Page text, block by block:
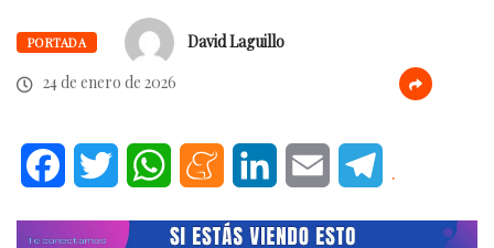
PORTADA
David Laguillo
24 de enero de 2026
FacebookTwitter WhatsAppMeneameLinkedInEmail .